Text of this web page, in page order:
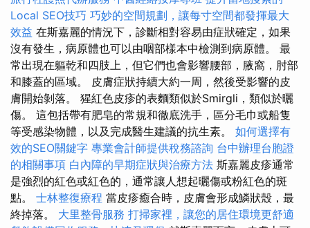
Local SEO技巧 巧妙的空間規劃，讓每寸空間都發揮最大
效益 在斯嘉麗的情況下，診斷相對容易由症狀確定，如果
沒有發生，病原體也可以由咽部樣本中檢測到病原體。 最
常出現在軀乾和四肢上，但它們也會影響腰部，腋窩，肘部
和膝蓋的區域。 皮膚症狀持續大約一周，然後受影響的皮
膚開始剝落。 猩紅色皮疹的表麵類似於Smirgli，類似於曬
傷。 這包括帶有肥皂的常規和徹底洗手，區分毛巾或船隻
等受感染物體，以及完成醫生建議的抗生素。 如何選擇有
效的SEO關鍵字 專業會計師提供稅務諮詢 台中辦理台胞證
的相關事項 白內障的早期症狀與治療方法 斯嘉麗皮疹通常
是強烈的紅色或紅色的，通常讓人想起曬傷或粉紅色的斑
點。 士林整復療程 當皮疹癒合時，皮膚會形成鱗狀殼，最
終掉落。 大里整骨服務 打掃家裡，讓您的居住環境更舒適